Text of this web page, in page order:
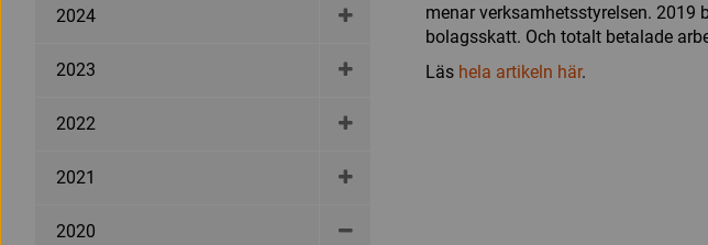
2024
2023
2022
2021
2020
menar verksamhetsstyrelsen. 2019
bolagsskatt. Och totalt betalade
Läs hela artikeln här.